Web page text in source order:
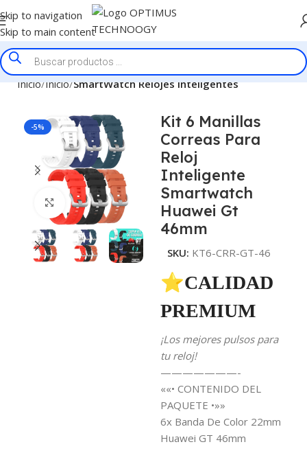
Skip to navigation
Skip to main content
Inicio Inicio SmartWatch Relojes Inteligentes
-5%
Click to enlarge
Kit 6 Manillas
Correas Para
Reloj
Inteligente
Smartwatch
Huawei Gt
46mm
SKU: KT6-CRR-GT-46
⭐CALIDAD
PREMIUM
¡Los mejores pulsos para
tu reloj!
———————-
««• CONTENIDO DEL
PAQUETE •»»
6x Banda De Color 22mm
Huawei GT 46mm